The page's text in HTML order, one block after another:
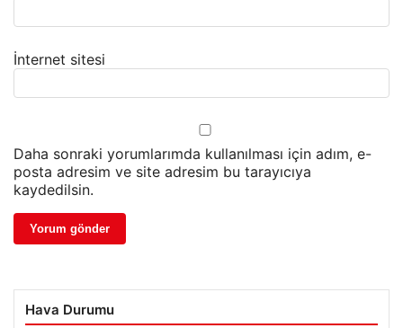
İnternet sitesi
Daha sonraki yorumlarımda kullanılması için adım, e-
posta adresim ve site adresim bu tarayıcıya
kaydedilsin.
Hava Durumu